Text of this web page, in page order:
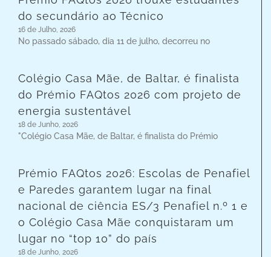
do secundário ao Técnico
16 de Julho, 2026
No passado sábado, dia 11 de julho, decorreu no
Colégio Casa Mãe, de Baltar, é finalista
do Prémio FAQtos 2026 com projeto de
energia sustentável
18 de Junho, 2026
"Colégio Casa Mãe, de Baltar, é finalista do Prémio
Prémio FAQtos 2026: Escolas de Penafiel
e Paredes garantem lugar na final
nacional de ciência ES/3 Penafiel n.º 1 e
o Colégio Casa Mãe conquistaram um
lugar no “top 10” do país
18 de Junho, 2026